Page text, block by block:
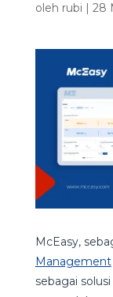
oleh rubi | 28
McEasy,
Management
sebagai